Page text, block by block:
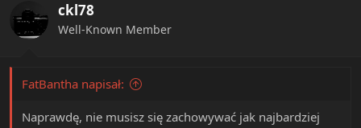
o
s
ckl78
Well-Known Member
FatBantha napisał:
Naprawdę, nie musisz się zachowywać jak najbardziej